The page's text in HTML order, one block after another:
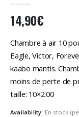
14,90€
Chambre à air 10
Eagle, Victor,
kaabo mantis.
moins de perte de
taille: 10×2.00
Availability: En stock